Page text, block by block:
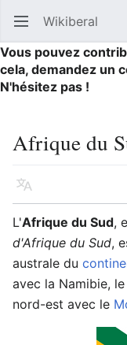
Ouvrir le menu principal Wikiberal
Vous pouvez
cela, demandez un
N'hésitez pas !
Afrique du
Langue
L'Afrique du Sud,
d'Afrique du Sud,
australe du
avec la Namibie, le
nord-est avec le